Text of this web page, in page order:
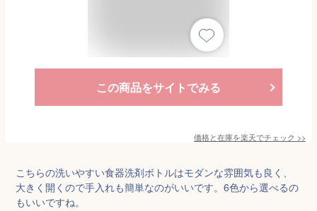
この商品をサイトでみる
価格と在庫を楽天でチェック >>
こちらの洗いやすい食器洗剤ボトルはモダンな雰囲気も良く、
大きく開くので手入れも簡単なのがいいです。6色から選べるの
もいいですね。